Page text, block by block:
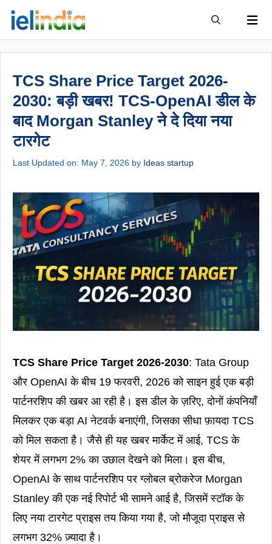
Skip
Menu
TCS Share Price Target 2026-
2030: बड़ी खबर! TCS-OpenAI डील के
बाद Morgan Stanley ने दे दिया नया
टारगेट
Last Updated on: May 7, 2026 by Ideas startup
TCS Share Price Target 2026-2030: Tata Group
और OpenAI के बीच 19 फरवरी, 2026 को साइन हुई एक बड़ी
पार्टनरशिप की खबर आ रही है। इस डील के ज़रिए, दोनों कंपनियाँ
मिलकर एक बड़ा AI नेटवर्क बनाएंगी, जिसका सीधा फ़ायदा TCS
को मिल सकता है। जैसे ही यह खबर मार्केट में आई, TCS के
शेयर में लगभग 2% का उछाल देखने को मिला। इस बीच,
OpenAI के साथ पार्टनरशिप पर ग्लोबल ब्रोकरेज Morgan
Stanley की एक नई रिपोर्ट भी सामने आई है, जिसमें स्टॉक के
लिए नया टारगेट प्राइस तय किया गया है, जो मौजूदा प्राइस से
लगभग 32% ज़्यादा है।